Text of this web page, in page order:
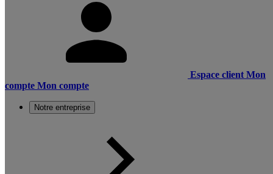
Espace client Mon
compte Mon compte
Notre entreprise